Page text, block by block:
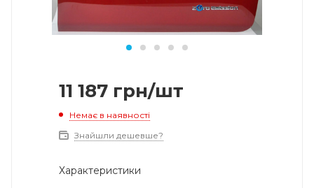
11 187 грн/шт
Немає в наявності
Знайшли дешевше?
Характеристики